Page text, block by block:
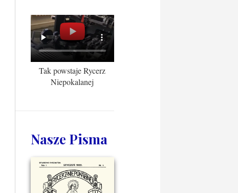
Tak powstaje Rycerz
Niepokalanej
Nasze Pisma